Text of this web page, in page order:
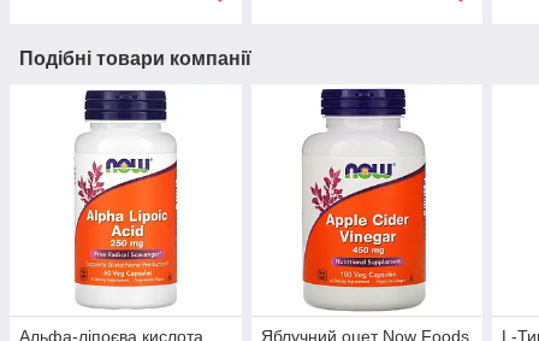
Подібні товари компанії
Aльфа-ліпoєвa кислoта
Яблучний оцет Now Foods
L-